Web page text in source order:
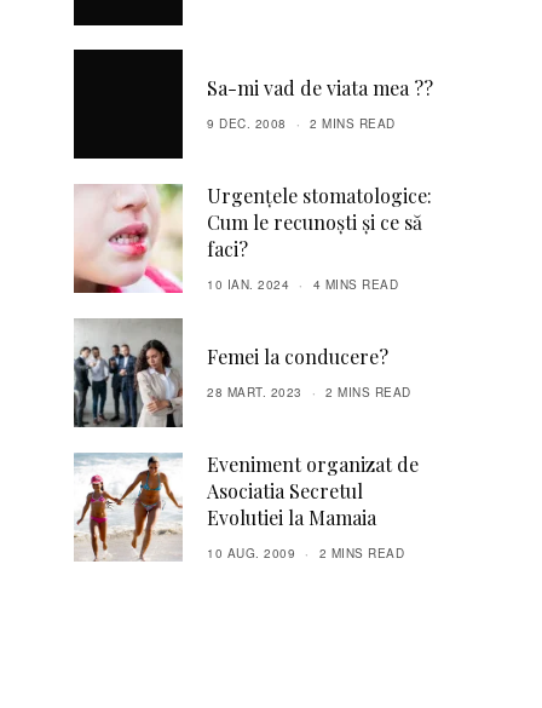
Sa-mi vad de viata mea ??
9 DEC. 2008 2 MINS READ
Urgențele stomatologice:
Cum le recunoști și ce să
faci?
10 IAN. 2024 4 MINS READ
Femei la conducere?
28 MART. 2023 2 MINS READ
Eveniment organizat de
Asociatia Secretul
Evolutiei la Mamaia
10 AUG. 2009 2 MINS READ